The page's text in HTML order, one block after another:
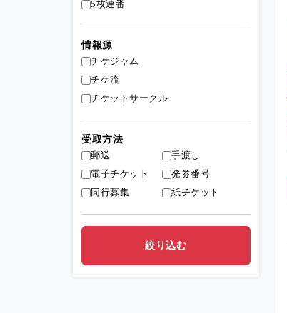
5枚連番
情報源
チケジャム
チケ流
チケットサークル
受取方法
郵送
手渡し
電子チケット
発券番号
同行募集
紙チケット